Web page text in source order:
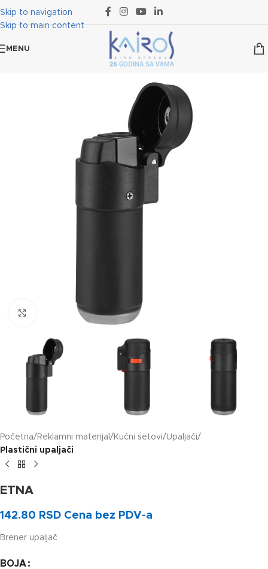
Skip to navigation
Skip to main content
MENU
Klikni za uvećanje slike
Početna Reklamni materijal Kućni setovi Upaljači
Plastični upaljači
ETNA
142.80 RSD Cena bez PDV-a
Brener upaljač
BOJA